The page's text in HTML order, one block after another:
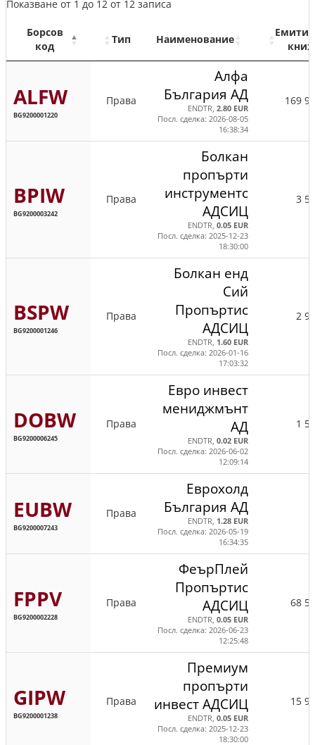
Показване от 1 до 12 от 12 записа
Борсов
код
Тип Наименование
ALFW
BG9200001220
Права
Алфа
България АД
ENDTR, 2.80 EUR
Посл. сделка: 2026-08-05
16:38:34
169
BPIW
BG9200003242
Права
Болкан
пропърти
инструментс
АДСИЦ
ENDTR, 0.05 EUR
Посл. сделка: 2025-12-23
18:30:00
3
BSPW
BG9200001246
Права
Болкан енд
Сий
Пропъртис
АДСИЦ
ENDTR, 1.60 EUR
Посл. сделка: 2026-01-16
17:03:32
2
DOBW
BG9200006245
Права
Евро инвест
мениджмънт
АД
ENDTR, 0.02 EUR
Посл. сделка: 2026-06-02
12:09:14
1
EUBW
BG9200007243
Права
Еврохолд
България АД
ENDTR, 1.28 EUR
Посл. сделка: 2026-05-19
16:34:35
FPPV
BG9200002228
Права
ФеърПлей
Пропъртис
АДСИЦ
ENDTR, 0.05 EUR
Посл. сделка: 2026-06-23
12:25:48
68
GIPW
BG9200001238
Права
Премиум
пропърти
инвест АДСИЦ
ENDTR, 0.05 EUR
Посл. сделка: 2025-12-23
18:30:00
15